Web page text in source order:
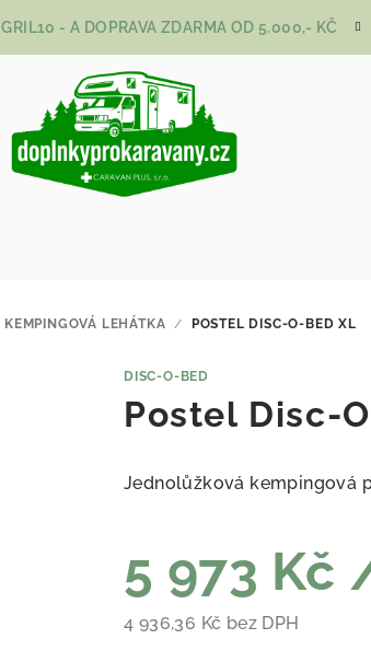
- A DOPRAVA ZDARMA OD 5.000,- KČ
KEMPINGOVÁ LEHÁTKA / POSTEL DISC-O-BED XL
DISC-O-BED
Postel Disc-
Jednolůžková kempingová
5 973 Kč
4 936,36 Kč bez DPH